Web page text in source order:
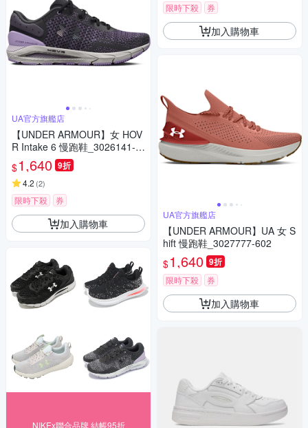
UA官方旗艦店
【UNDER ARMOUR】女 HOV
R Intake 6 慢跑鞋_3026141-1
02
$1,640 9折
4.2 (2)
限時下殺 券
加入購物車
NIKEx聯合品牌 結帳95折
限時下殺 券
加入購物車
UA官方旗艦店
【UNDER ARMOUR】UA 女 S
hift 慢跑鞋_3027777-602
$1,640 9折
限時下殺 券
加入購物車